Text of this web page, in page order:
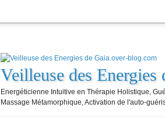
Veilleuse des
Energéticienne Intuitive en Thérapie Holistique,
Massage Métamorphique, Activation de l'auto-